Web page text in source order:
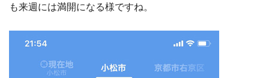
も来週には満開になる様ですね。